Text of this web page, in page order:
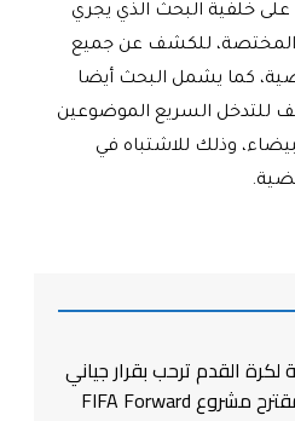
على خلفية البحث الذي يجري
المختصة، للكشف عن جميع
كما يشمل البحث أيضا
للتدخل السريع الموضوعين
وذلك للاشتباه في
.
لكرة القدم ترحب بقرار جياني
إنفانتينو القاضي بسحب مقترح مشروع FIFA Forward